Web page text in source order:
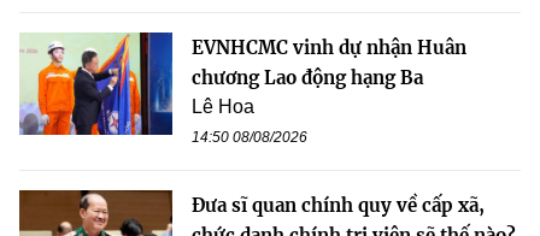
EVNHCMC vinh dự nhận Huân
chương Lao động hạng Ba
Lê Hoa
14:50 08/08/2026
Đưa sĩ quan chính quy về cấp xã,